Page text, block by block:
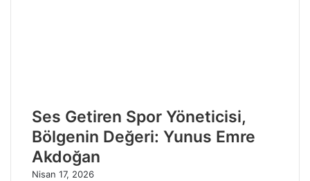
Ses Getiren Spor Yöneticisi,
Bölgenin Değeri: Yunus Emre
Akdoğan
Nisan 17, 2026